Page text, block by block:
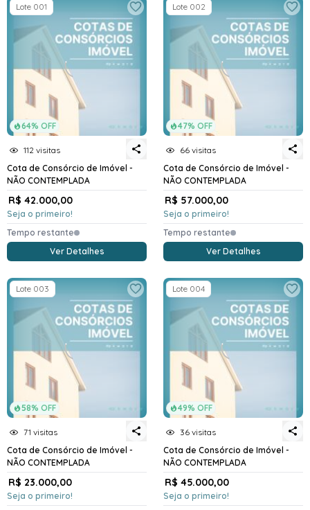
64% OFF
Lote 001
112 visitas
Cota de Consórcio de Imóvel -
NÃO CONTEMPLADA
R$ 42.000,00
Seja o primeiro!
Tempo restante
Ver Detalhes
47% OFF
Lote 002
66 visitas
Cota de Consórcio de Imóvel -
NÃO CONTEMPLADA
R$ 57.000,00
Seja o primeiro!
Tempo restante
Ver Detalhes
58% OFF
Lote 003
71 visitas
Cota de Consórcio de Imóvel -
NÃO CONTEMPLADA
R$ 23.000,00
Seja o primeiro!
49% OFF
Lote 004
36 visitas
Cota de Consórcio de Imóvel -
NÃO CONTEMPLADA
R$ 45.000,00
Seja o primeiro!